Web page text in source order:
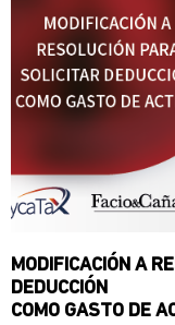
MODIFICACIÓN A
DEDUCCIÓN
COMO GASTO DE